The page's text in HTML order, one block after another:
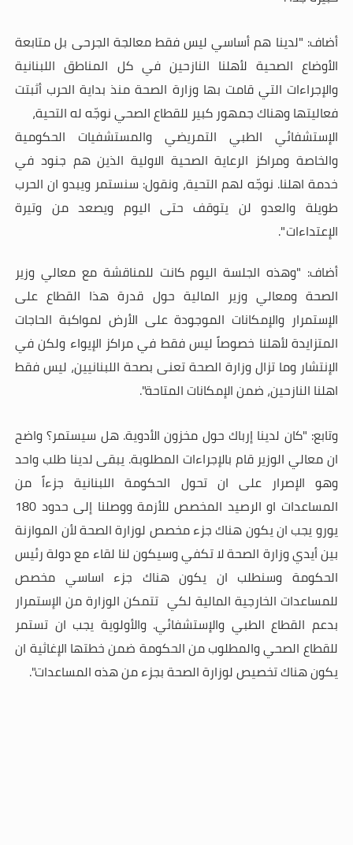
أضاف: "لدينا هم أساسي ليس فقط معالجة الجرحى بل متابعة
الأوضاع الصحية لأهلنا النازحين في كل المناطق اللبنانية
والإجراءات التي قامت بها وزارة الصحة منذ بداية الحرب أثبتت
فعاليتها وهناك جمهور كبير للقطاع الصحي نوجّه له التحية،
الإستشفائي الطبي التمريضي والمستشفيات الحكومية
والخاصة ومراكز الرعاية الصحية الاولية الذين هم جنود في
خدمة اهلنا. نوجّه لهم التحية، ونقول: سنستمر ويبدو ان الحرب
طويلة والعدو لن يتوقف حتى اليوم ويصعد من وتيرة
الإعتداءات".
أضاف: "وهذه الجلسة اليوم كانت للمناقشة مع معالي وزير
الصحة ومعالي وزير المالية حول قدرة هذا القطاع على
الإستمرار والإمكانات الموجودة على الأرض لمواكبة الحاجات
المتزايدة لأهلنا خصوصاً ليس فقط في مراكز الإيواء ولكن في
الإنتشار وما تزال وزارة الصحة تعنى بصحة اللبنانيين، ليس فقط
اهلنا النازحين، ضمن الإمكانات المتاحة".
وتابع: "كان لدينا إرباك حول مخزون الأدوية. هل سيستمر؟ واضح
ان معالي الوزير قام بالإجراءات المطلوبة. يبقى لدينا طلب واحد
وهو الإصرار على ان تحول الحكومة اللبنانية جزءاً من
المساعدات او الرصيد المخصص للأزمة ووصلنا إلى حدود 180
يورو يجب ان يكون هناك جزء مخصص لوزارة الصحة لأن الموازنة
بين أيدي وزارة الصحة لا تكفي وسيكون لنا لقاء مع دولة رئيس
الحكومة وسنطلب ان يكون هناك جزء اساسي مخصص
للمساعدات الخارجية المالية لكي تتمكن الوزارة من الإستمرار
بدعم القطاع الطبي والإستشفائي. والأولوية يجب ان تستمر
للقطاع الصحي والمطلوب من الحكومة ضمن خطتها الإغاثية ان
يكون هناك تخصيص لوزارة الصحة بجزء من هذه المساعدات".